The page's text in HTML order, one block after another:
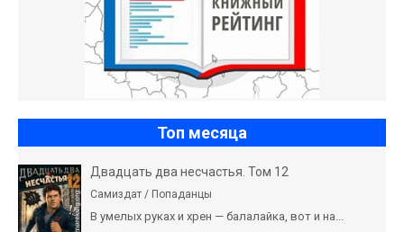
Топ месяца
Двадцать два несчастья. Том 12
Самиздат / Попаданцы
В умелых руках и хрен — балалайка, вот и на...